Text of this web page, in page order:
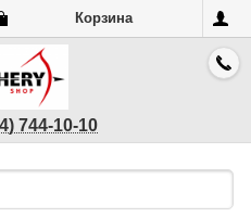
Корзина
744-10-10